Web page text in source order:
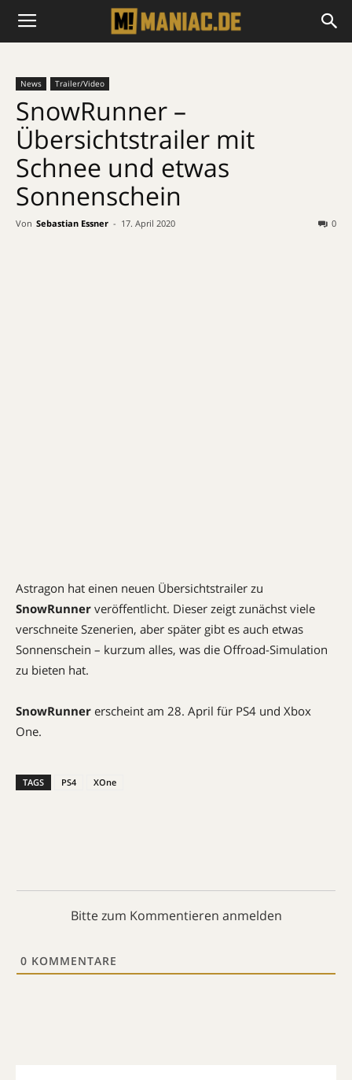
News Trailer/Video
SnowRunner –
Übersichtstrailer mit
Schnee und etwas
Sonnenschein
Von Sebastian Essner - 17. April 2020 0
Astragon hat einen neuen Übersichtstrailer zu
SnowRunner veröffentlicht. Dieser zeigt zunächst viele
verschneite Szenerien, aber später gibt es auch etwas
Sonnenschein – kurzum alles, was die Offroad-Simulation
zu bieten hat.
SnowRunner erscheint am 28. April für PS4 und Xbox
One.
TAGS PS4 XOne
Bitte zum Kommentieren anmelden
0 KOMMENTARE